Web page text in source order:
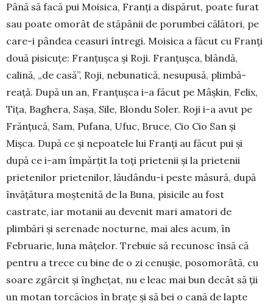
Până să facă pui Moisica, Franți a dispărut, poate furat
sau poate omorât de stăpânii de porumbei călători, pe
care-i pândea ceasuri întregi. Moisica a făcut cu Franți
două pisicuțe: Franțușca și Roji. Franțușca, blândă,
calină, „de casă”, Roji, nebunatică, nesupusă, plim­bă­
reață. După un an, Franțușca i-a făcut pe Mâșkin, Felix,
Tița, Baghera, Sașa, Sile, Blondu Soler. Roji i-a avut pe
Frănțucă, Sam, Pufana, Ufuc, Bruce, Cio Cio San și
Mișca. După ce și nepoatele lui Franți au făcut pui și
după ce i-am împărțit la toți prietenii și la prietenii
prietenilor prietenilor, lăudându-i peste măsură, după
învățătura moștenită de la Buna, pisi­ci­le au fost
castrate, iar motanii au devenit mari ama­tori de
plimbări și serenade nocturne, mai ales acum, în
Februarie, luna mâțelor. Trebuie să recu­nosc însă că
pentru a trece cu bine de o zi cenușie, posomorâtă, cu
soare zgârcit și înghețat, nu e leac mai bun decât să ții
un motan torcăcios în brațe și să bei o cană de lapte